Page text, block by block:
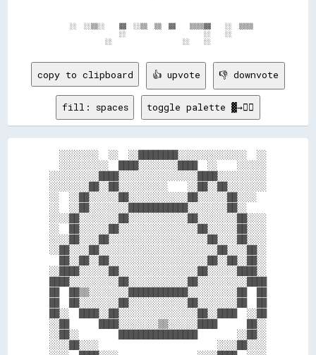
      ░░  ░░▒▒░░    ▓▓  ░░▒▒  ▒▒  ▓▓    ▒▒▒▒▓▓    ░░  ▒▒▒▒
                    ░░                      ░░    ░░
copy to clipboard 👍 upvote 👎 downvote
fill: spaces toggle palette ▓→✊🏽
  ░░░░░░░░  ░░  ░░████████░░░░░░░░░░░░░░  ░░
  ░░░░░░░░░░  ████░░░░░░░░████  ░░    ░░░░░░
░░░░░░░░░░████░░░░░░░░░░░░░░░░████░░░░░░░░░░
░░░░░░░░██░░██░░░░░░░░░░    ░░██░░██░░░░░░░░
░░  ░░██░░░░░░██░░░░░░░░░░░░██░░░░░░██░░░░
░░  ░░██░░░░░░░░████████████░░░░░░░░██░░
░░░░██░░░░░░░░██░░░░░░░░░░░░██░░░░░░░░██░░░░
░░  ██░░░░░░██░░░░░░░░░░░░░░░░██░░░░░░██░░░░
░░░░██░░░░██░░░░░░░░░░░░░░░░░░░░██░░░░██░░░░
░░██░░░░██░░░░░░░░░░░░░░░░░░░░░░░░██░░░░██░░
  ██░░██░░██░░░░░░░░░░░░░░░░░░░░██░░██░░██░░
░░████░░░░░░██░░░░░░░░░░░░░░░░██░░░░░░████░░
████░░░░░░░░░░██░░░░░░░░░░░░██░░░░░░░░░░████
██  ██▒▒░░░░░░░░████████████░░░░░░░░░░██  ██
██  ██░░░░░░░░██░░░░░░░░░░░░██░░░░░░░░██  ██
██░░  ████░░██░░░░░░░░░░░░░░░░██░░████  ░░██
░░██      ████░░░░░░░░▒▒░░░░░░████      ██░░
░░██░░        ████████████████        ░░██░░
░░░░██░░░░                        ░░░░██░░░░